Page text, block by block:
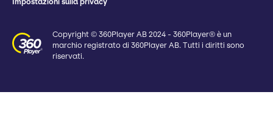
Copyright © 360Player AB 2024 - 360Player® è un
marchio registrato di 360Player AB. Tutti i diritti sono
riservati.